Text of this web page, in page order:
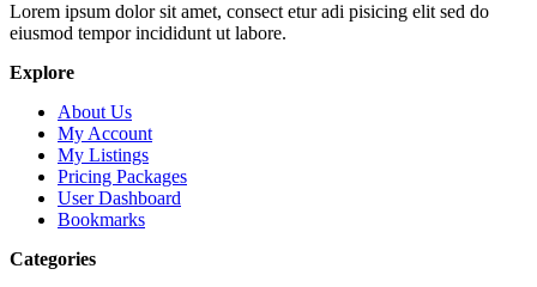
Lorem ipsum dolor sit amet, consect etur adi pisicing elit sed do
eiusmod tempor incididunt ut labore.
Explore
About Us
My Account
My Listings
Pricing Packages
User Dashboard
Bookmarks
Categories